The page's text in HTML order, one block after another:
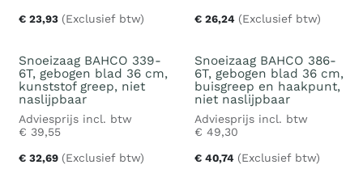
€ 23,93 (Exclusief btw) € 26,24 (Exclusief btw)
Snoeizaag BAHCO 339-
6T, gebogen blad 36 cm,
kunststof greep, niet
naslijpbaar
€ 32,69 (Exclusief btw)
Adviesprijs incl. btw
€ 39,55
Snoeizaag BAHCO 386-
6T, gebogen blad 36 cm,
buisgreep en haakpunt,
niet naslijpbaar
€ 40,74 (Exclusief btw)
Adviesprijs incl. btw
€ 49,30